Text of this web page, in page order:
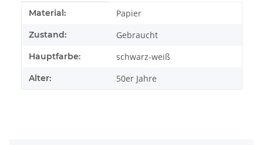
Produkteigenschaft
Wert
Material: Papier
Zustand: Gebraucht
Hauptfarbe: schwarz-weiß
Alter: 50er Jahre